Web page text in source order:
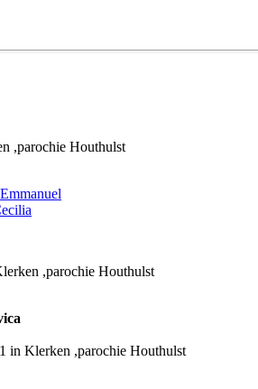
,parochie Houthulst
,parochie Houthulst
in Klerken ,parochie Houthulst